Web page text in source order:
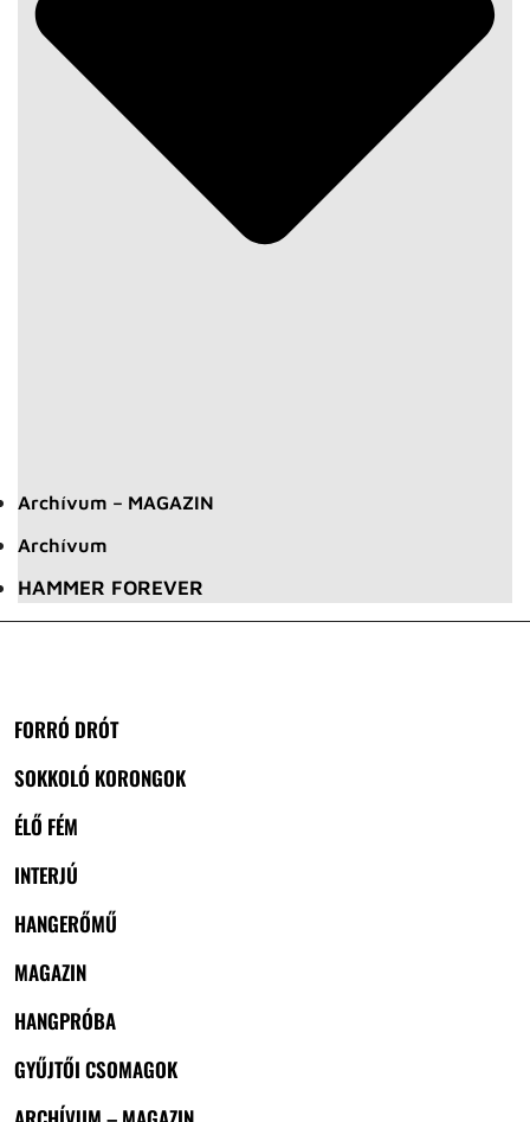
Archívum – MAGAZIN
Archívum
HAMMER FOREVER
FORRÓ DRÓT
SOKKOLÓ KORONGOK
ÉLŐ FÉM
INTERJÚ
HANGERŐMŰ
MAGAZIN
HANGPRÓBA
GYŰJTŐI CSOMAGOK